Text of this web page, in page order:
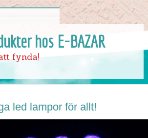
hos E-BAZAR
fynda!
led lampor för allt!